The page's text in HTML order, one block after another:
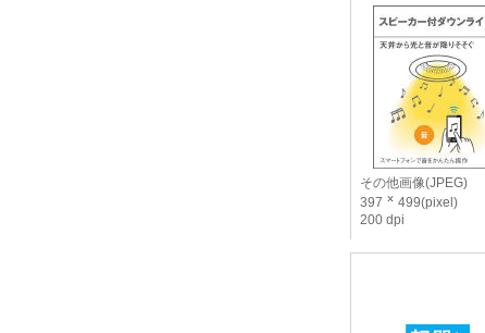
その他画像(JPEG)
397
499(pixel)
200 dpi